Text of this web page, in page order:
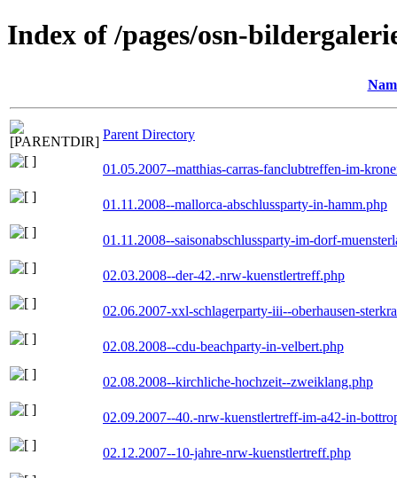
Index of /pages/osn-
Parent Directory
01.05.2007--matthias-carras-fanclubtreffen-im-
01.11.2008--mallorca-abschlussparty-in-hamm.php
01.11.2008--saisonabschlussparty-im-dorf-
02.03.2008--der-42.-nrw-kuenstlertreff.php
02.06.2007-xxl-schlagerparty-iii--oberhausen-
02.08.2008--cdu-beachparty-in-velbert.php
02.08.2008--kirchliche-hochzeit--zweiklang.php
02.09.2007--40.-nrw-kuenstlertreff-im-a42-in-
02.12.2007--10-jahre-nrw-kuenstlertreff.php